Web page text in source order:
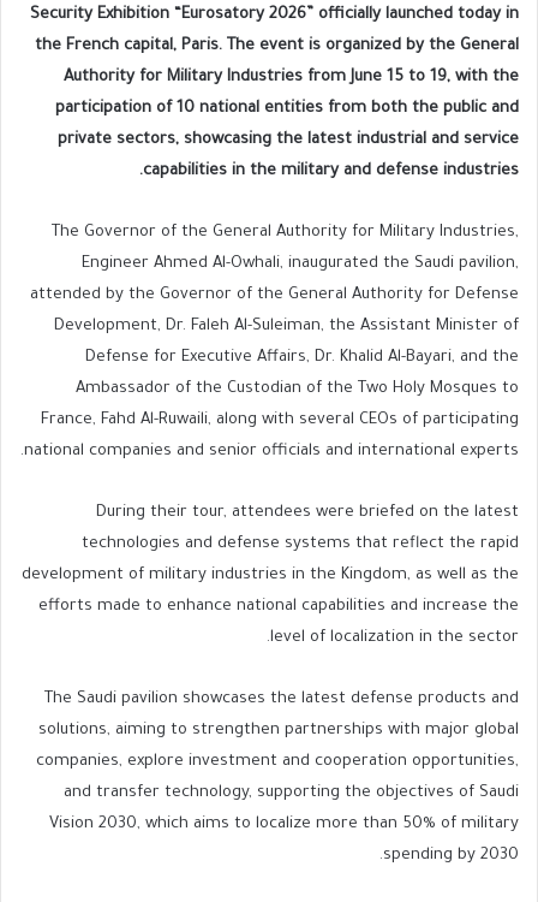
Security Exhibition “Eurosatory 2026” officially launched today in
the French capital, Paris. The event is organized by the General
Authority for Military Industries from June 15 to 19, with the
participation of 10 national entities from both the public and
private sectors, showcasing the latest industrial and service
capabilities in the military and defense industries.
The Governor of the General Authority for Military Industries,
Engineer Ahmed Al-Owhali, inaugurated the Saudi pavilion,
attended by the Governor of the General Authority for Defense
Development, Dr. Faleh Al-Suleiman, the Assistant Minister of
Defense for Executive Affairs, Dr. Khalid Al-Bayari, and the
Ambassador of the Custodian of the Two Holy Mosques to
France, Fahd Al-Ruwaili, along with several CEOs of participating
national companies and senior officials and international experts.
During their tour, attendees were briefed on the latest
technologies and defense systems that reflect the rapid
development of military industries in the Kingdom, as well as the
efforts made to enhance national capabilities and increase the
level of localization in the sector.
The Saudi pavilion showcases the latest defense products and
solutions, aiming to strengthen partnerships with major global
companies, explore investment and cooperation opportunities,
and transfer technology, supporting the objectives of Saudi
Vision 2030, which aims to localize more than 50% of military
spending by 2030.